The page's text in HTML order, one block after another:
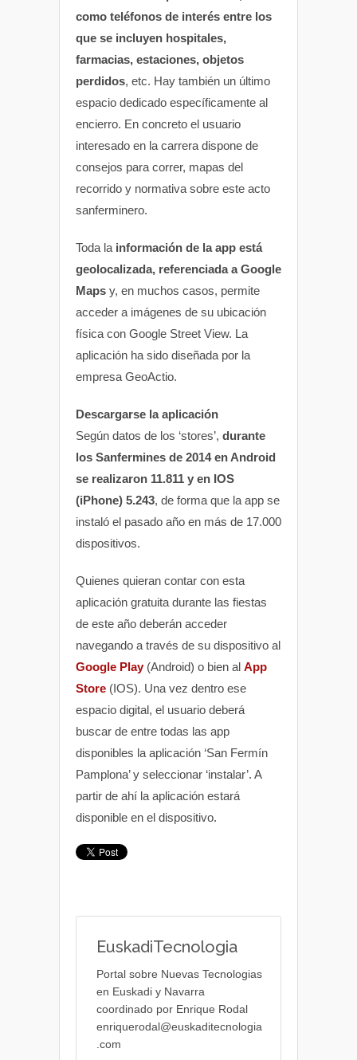
como teléfonos de interés entre los
que se incluyen hospitales,
farmacias, estaciones, objetos
perdidos, etc. Hay también un último
espacio dedicado específicamente al
encierro. En concreto el usuario
interesado en la carrera dispone de
consejos para correr, mapas del
recorrido y normativa sobre este acto
sanferminero.
Toda la información de la app está
geolocalizada, referenciada a Google
Maps y, en muchos casos, permite
acceder a imágenes de su ubicación
física con Google Street View. La
aplicación ha sido diseñada por la
empresa GeoActio.
Descargarse la aplicación
Según datos de los ‘stores’, durante
los Sanfermines de 2014 en Android
se realizaron 11.811 y en IOS
(iPhone) 5.243, de forma que la app se
instaló el pasado año en más de 17.000
dispositivos.
Quienes quieran contar con esta
aplicación gratuita durante las fiestas
de este año deberán acceder
navegando a través de su dispositivo al
Google Play (Android) o bien al App
Store (IOS). Una vez dentro ese
espacio digital, el usuario deberá
buscar de entre todas las app
disponibles la aplicación ‘San Fermín
Pamplona’ y seleccionar ‘instalar’. A
partir de ahí la aplicación estará
disponible en el dispositivo.
EuskadiTecnologia
Portal sobre Nuevas Tecnologias
en Euskadi y Navarra
coordinado por Enrique Rodal
enriquerodal@euskaditecnologia
.com